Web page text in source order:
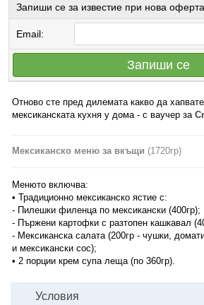
Запиши се за известие при нова
Email:
Запиши се
Отново сте пред дилемата какво да
мексиканската кухня у дома - с ваучер за
Мексиканско меню за вкъщи (1720гр)
Менюто включва:
• Традиционно мексиканско ястие с:
- Пилешки филенца по мексикански (400гр);
- Пържени картофки с разтопен кашкавал
- Мексиканска салата (200гр - чушки,
и мексикански сос);
• 2 порции крем супа леща (по 360гр).
Условия